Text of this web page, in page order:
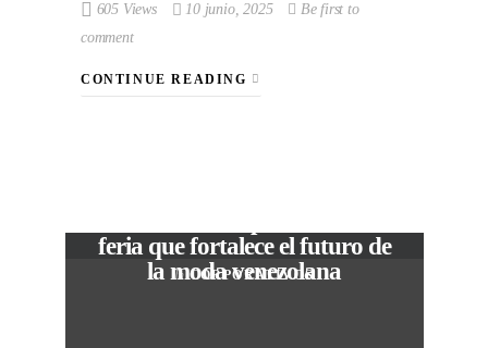
605 Views 10 junio, 2025
Be first to
comment
CONTINUE READING
In CORPORATIVOS
feria que fortalece el futuro de
la moda venezolana